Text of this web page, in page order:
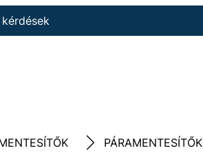
PÁRAMENTESÍTŐK